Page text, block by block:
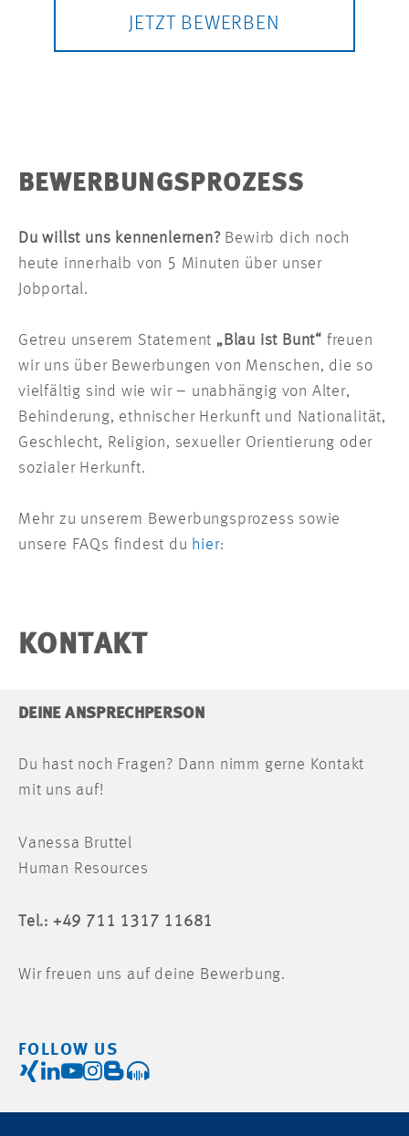
JETZT BEWERBEN
BEWERBUNGSPROZESS
Du willst uns kennenlernen?Bewirb dich noch
heute innerhalb von 5 Minuten über unser
Jobportal.
Getreu unserem Statement „Blau ist Bunt“ freuen
wir uns über Bewerbungen von Menschen, die so
vielfältig sind wie wir – unabhängig von Alter,
Behinderung, ethnischer Herkunft und Nationalität,
Geschlecht, Religion, sexueller Orientierung oder
sozialer Herkunft.
Mehr zu unserem Bewerbungsprozess sowie
unsere FAQs findest du hier:
KONTAKT
DEINE ANSPRECHPERSON
Du hast noch Fragen? Dann nimm gerne Kontakt
mit uns auf!
Vanessa Bruttel
Human Resources
Tel.: +49 711 1317 11681
Wir freuen uns auf deine Bewerbung.
FOLLOW US